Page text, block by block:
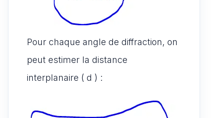
Pour chaque angle de diffraction, on
peut estimer la distance
interplanaire ( d ) :